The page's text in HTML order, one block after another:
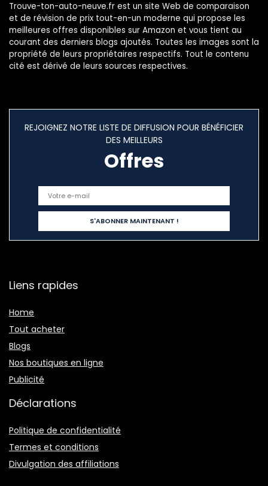
Trouve-ton-auto-neuve.fr est un site Web de comparaison
et de révision de prix tout-en-un moderne qui propose les
meilleures offres disponibles sur Amazon et vous tient au
courant des derniers blogs ajoutés. Toutes les images sont la
propriété de leurs propriétaires respectifs. Tout le contenu
cité est dérivé de leurs sources respectives.
REJOIGNEZ NOTRE LISTE DE DIFFUSION POUR BÉNÉFICIER
DES MEILLEURS
Offres
Liens rapides
Home
Tout acheter
Blogs
Nos boutiques en ligne
Publicité
Déclarations
Politique de confidentialité
Termes et conditions
Divulgation des affiliations